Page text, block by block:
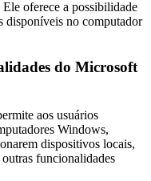
oferece a possibilidade
disponíveis no computador
do Microsoft
aos usuários
Windows,
dispositivos locais,
funcionalidades